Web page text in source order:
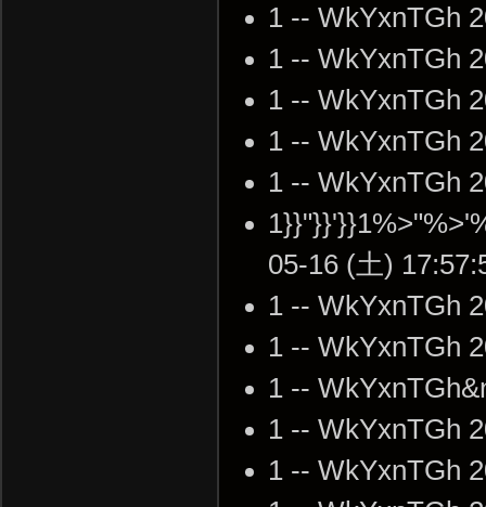
1 -- WkYxnTGh
1 -- WkYxnTGh
1 -- WkYxnTGh
1 -- WkYxnTGh
1 -- WkYxnTGh
05-16 (土)
1 -- WkYxnTGh
1 -- WkYxnTGh
1 --
1 -- WkYxnTGh
1 -- WkYxnTGh